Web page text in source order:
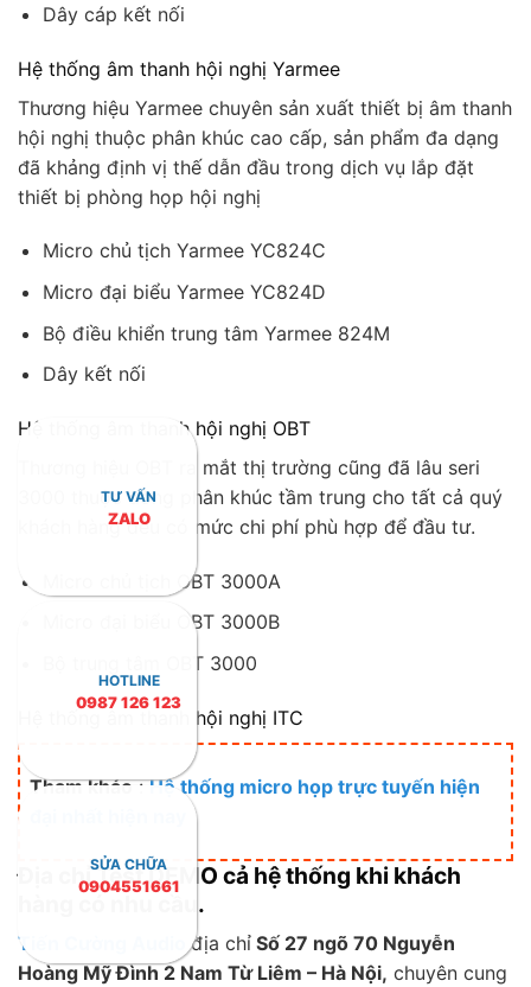
Dây cáp kết nối
Hệ thống âm thanh hội nghị Yarmee
Thương hiệu Yarmee chuyên sản xuất thiết bị âm thanh
hội nghị thuộc phân khúc cao cấp, sản phẩm đa dạng
đã khảng định vị thế dẫn đầu trong dịch vụ lắp đặt
thiết bị phòng họp hội nghị
Micro chủ tịch Yarmee YC824C
Micro đại biểu Yarmee YC824D
Bộ điều khiển trung tâm Yarmee 824M
Dây kết nối
Hệ thống âm thanh hội nghị OBT
Thương hiệu OBT ra mắt thị trường cũng đã lâu seri
3000 thuộc dòng phân khúc tầm trung cho tất cả quý
khách hàng đều có mức chi phí phù hợp để đầu tư.
Micro chủ tịch OBT 3000A
Micro đại biểu OBT 3000B
Bộ trung tâm OBT 3000
Hệ thống âm thanh hội nghị ITC
Tham khảo:Hệ thống micro họp trực tuyến hiện
Địa chỉ Test DEMO cả hệ thống khi khách
hàng có nhu cầu.
Tiến Cường Audiođịa chỉ Số 27 ngõ 70 Nguyễn
Hoàng Mỹ Đình 2 Nam Từ Liêm – Hà Nội, chuyên cung
TƯ VẤN
ZALO
HOTLINE
0987 126 123
SỬA CHỮA
0904551661